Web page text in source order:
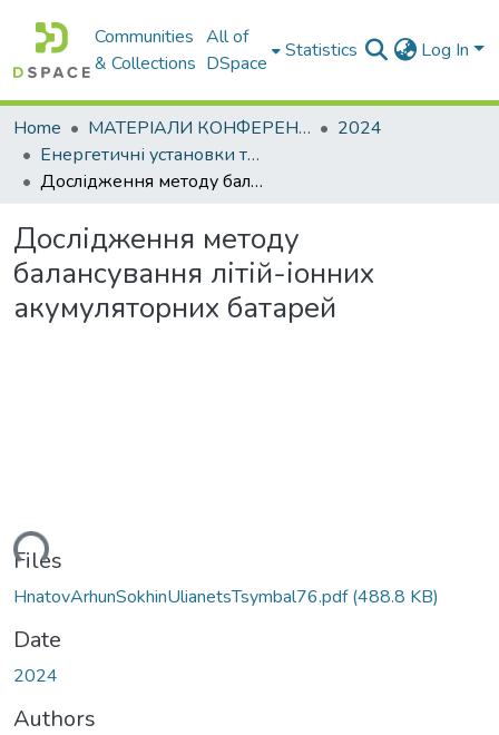
Communities
& Collections
All of
DSpace
Statistics Log In
Home МАТЕРІАЛИ КОНФЕРЕНЦІЙ
2024
Енергетичні установки та альтернативні джерела енергії
Дослідження методу балансування літій-іонних акумуляторних батарей
Дослідження методу
балансування літій-іонних
акумуляторних батарей
Files
HnatovArhunSokhinUlianetsTsymbal76.pdf(488.8 KB)
Date
2024
Authors